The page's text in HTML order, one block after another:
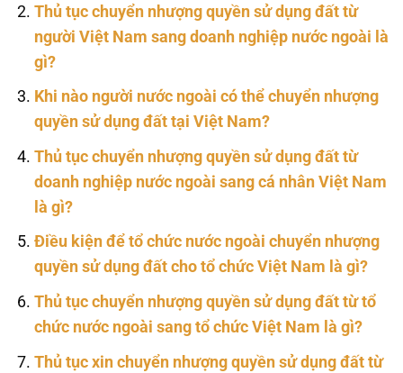
Thủ tục chuyển nhượng quyền sử dụng đất từ
người Việt Nam sang doanh nghiệp nước ngoài là
gì?
Khi nào người nước ngoài có thể chuyển nhượng
quyền sử dụng đất tại Việt Nam?
Thủ tục chuyển nhượng quyền sử dụng đất từ
doanh nghiệp nước ngoài sang cá nhân Việt Nam
là gì?
Điều kiện để tổ chức nước ngoài chuyển nhượng
quyền sử dụng đất cho tổ chức Việt Nam là gì?
Thủ tục chuyển nhượng quyền sử dụng đất từ tổ
chức nước ngoài sang tổ chức Việt Nam là gì?
Thủ tục xin chuyển nhượng quyền sử dụng đất từ